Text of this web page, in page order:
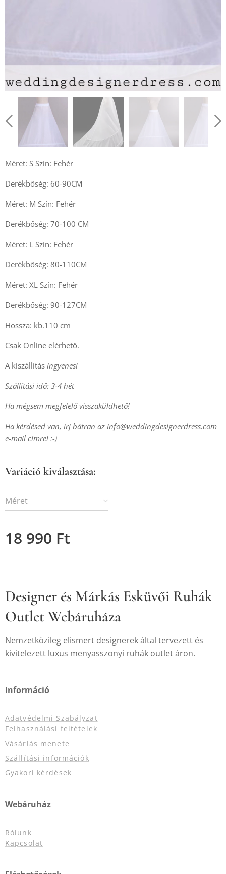
Méret: S Szín: Fehér
Derékbőség: 60-90CM
Méret: M Szín: Fehér
Derékbőség: 70-100 CM
Méret: L Szín: Fehér
Derékbőség: 80-110CM
Méret: XL Szín: Fehér
Derékbőség: 90-127CM
Hossza: kb.110 cm
Csak Online elérhető.
A kiszállítás ingyenes!
Szállítási idő: 3-4 hét
Ha mégsem megfelelő visszaküldhető!
Ha kérdésed van, írj bátran az info@weddingdesignerdress.com
e-mail címre! :-)
Variáció kiválasztása:
Méret
18 990 Ft
Designer és Márkás Esküvői Ruhák
Outlet Webáruháza
Nemzetközileg elismert designerek által tervezett és
kivitelezett luxus menyasszonyi ruhák outlet áron.
Információ
Adatvédelmi Szabályzat
Felhasználási feltételek
Vásárlás menete
Szállítási információk
Gyakori kérdések
Webáruház
Rólunk
Kapcsolat